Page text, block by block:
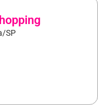
SP